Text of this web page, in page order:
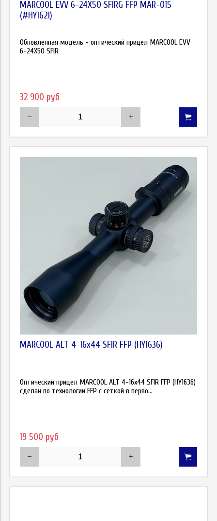
MARCOOL EVV 6-24X50 SFIRG FFP MAR-015
(#HY1621)
Обновленная модель - оптический прицел MARCOOL EVV
6-24X50 SFIR
32 900 руб
MARCOOL ALT 4-16x44 SFIR FFP (HY1636)
Оптический прицел MARCOOL ALT 4-16x44 SFIR FFP (HY1636)
сделан по технологии FFP с сеткой в перво...
19 500 руб